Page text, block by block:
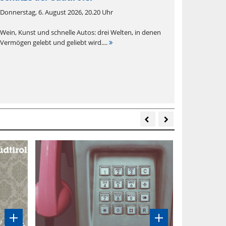
Donnerstag, 6. August 2026, 20.20 Uhr
Wein, Kunst und schnelle Autos: drei Welten, in denen
Vermögen gelebt und geliebt wird....